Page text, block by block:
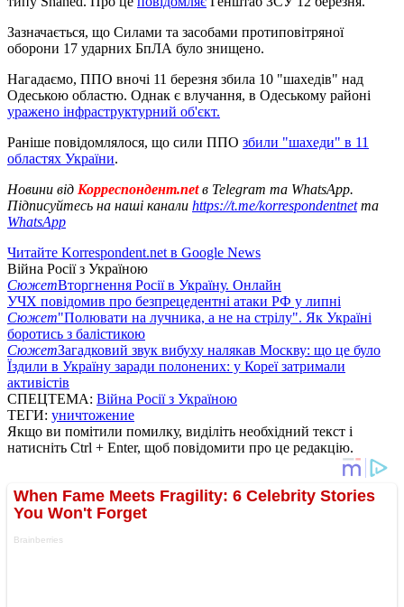
Зазначається, що Силами та засобами протиповітряної
оборони 17 ударних БпЛА було знищено.
Нагадаємо, ППО вночі 11 березня збила 10 "шахедів" над
Одеською областю. Однак є влучання, в Одеському районі
уражено інфраструктурний об'єкт.
Раніше повідомлялося, що сили ППО збили "шахеди" в 11
областях України.
Новини від Корреспондент.netв Telegram та WhatsApp.
Підписуйтесь на наші канали https://t.me/korrespondentnetта
WhatsApp
Читайте Korrespondent.net в Google News
Війна Росії з Україною
СюжетВторгнення Росії в Україну. Онлайн
УЧХ повідомив про безпрецедентні атаки РФ у липні
Сюжет"Полювати на лучника, а не на стрілу". Як Україні
боротись з балістикою
СюжетЗагадковий звук вибуху налякав Москву: що це було
Їздили в Україну заради полонених: у Кореї затримали
активістів
СПЕЦТЕМА: Війна Росії з Україною
ТЕГИ: уничтожение
Якщо ви помітили помилку, виділіть необхідний текст і
натисніть Ctrl + Enter, щоб повідомити про це редакцію.